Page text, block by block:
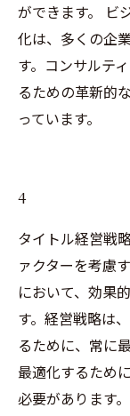
ができます。 ビ
化は、多くの企
す。コンサルテ
るための革新的
っています。
4
タイトル経営戦
ァクターを考慮
において、効果
す。経営戦略は
るために、常に
最適化するため
必要があります